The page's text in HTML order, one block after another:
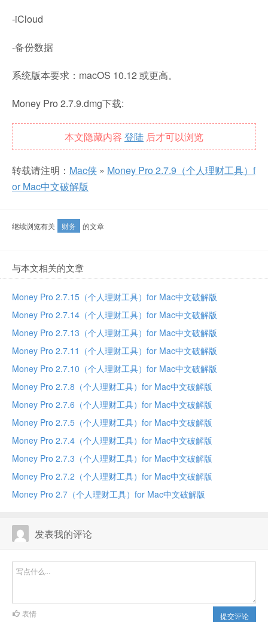
-iCloud
-备份数据
系统版本要求：macOS 10.12 或更高。
Money Pro 2.7.9.dmg下载:
本文隐藏内容 登陆 后才可以浏览
转载请注明： Mac侠 » Money Pro 2.7.9（个人理财工具）f
or Mac中文破解版
继续浏览有关 财务 的文章
与本文相关的文章
Money Pro 2.7.15（个人理财工具）for Mac中文破解版
Money Pro 2.7.14（个人理财工具）for Mac中文破解版
Money Pro 2.7.13（个人理财工具）for Mac中文破解版
Money Pro 2.7.11（个人理财工具）for Mac中文破解版
Money Pro 2.7.10（个人理财工具）for Mac中文破解版
Money Pro 2.7.8（个人理财工具）for Mac中文破解版
Money Pro 2.7.6（个人理财工具）for Mac中文破解版
Money Pro 2.7.5（个人理财工具）for Mac中文破解版
Money Pro 2.7.4（个人理财工具）for Mac中文破解版
Money Pro 2.7.3（个人理财工具）for Mac中文破解版
Money Pro 2.7.2（个人理财工具）for Mac中文破解版
Money Pro 2.7（个人理财工具）for Mac中文破解版
发表我的评论
提交评论
表情